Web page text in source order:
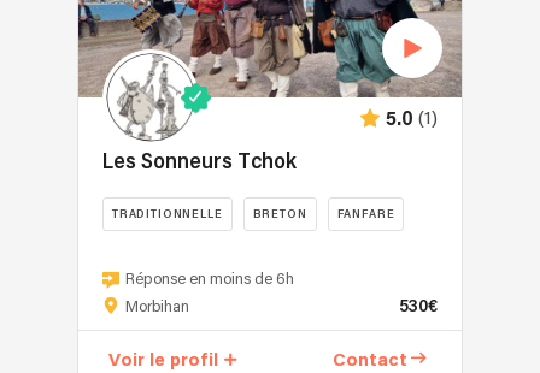
vous
emmène
dans
un
voyage
terres
où
originales
et
s'entremêlent.
5.0 (1)
Les Sonneurs Tchok
TRADITIONNELLE BRETON FANFARE
de
la
rencontre
de
Réponse en moins de 6h
Morbihan
530€
Voir le profil Contact